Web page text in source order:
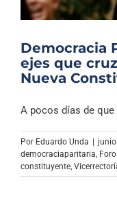
Democracia
ejes que
Nueva
A pocos días de
Por Eduardo Unda
democraciaparitaria,
constituyente,